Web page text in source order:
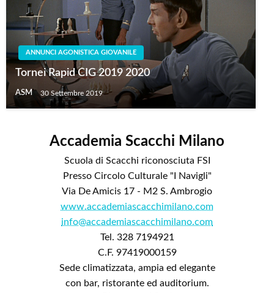
ANNUNCI AGONISTICA GIOVANILE
Tornei Rapid CIG 2019 2020
ASM 30 Settembre 2019
Accademia Scacchi Milano
Scuola di Scacchi riconosciuta FSI
Presso Circolo Culturale "I Navigli"
Via De Amicis 17 - M2 S. Ambrogio
www.accademiascacchimilano.com
info@accademiascacchimilano.com
Tel. 328 7194921
C.F. 97419000159
Sede climatizzata, ampia ed elegante
con bar, ristorante ed auditorium.